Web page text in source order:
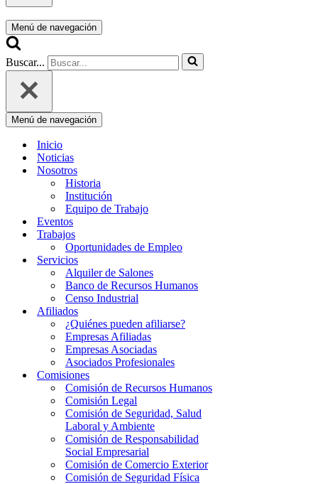
Menú de navegación
Buscar...
Menú de navegación
Inicio
Noticias
Nosotros
Historia
Institución
Equipo de Trabajo
Eventos
Trabajos
Oportunidades de Empleo
Servicios
Alquiler de Salones
Banco de Recursos Humanos
Censo Industrial
Afiliados
¿Quiénes pueden afiliarse?
Empresas Afiliadas
Empresas Asociadas
Asociados Profesionales
Comisiones
Comisión de Recursos Humanos
Comisión Legal
Comisión de Seguridad, Salud
Laboral y Ambiente
Comisión de Responsabilidad
Social Empresarial
Comisión de Comercio Exterior
Comisión de Seguridad Física